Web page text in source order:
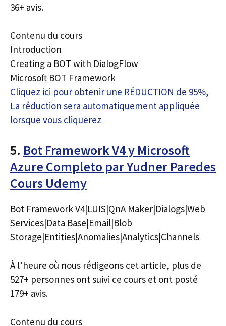
36+ avis.
Contenu du cours
Introduction
Creating a BOT with DialogFlow
Microsoft BOT Framework
Cliquez ici pour obtenir une RÉDUCTION de 95%,
La réduction sera automatiquement appliquée
lorsque vous cliquerez
5. Bot Framework V4 y Microsoft
Azure Completo par Yudner Paredes
Cours Udemy
Bot Framework V4|LUIS|QnA Maker|Dialogs|Web
Services|Data Base|Email|Blob
Storage|Entities|Anomalies|Analytics|Channels
À l’heure où nous rédigeons cet article, plus de
527+ personnes ont suivi ce cours et ont posté
179+ avis.
Contenu du cours